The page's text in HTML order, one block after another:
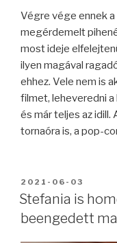
Végre vége ennek a
megérdemelt
most ideje
ilyen magával
ehhez. Vele nem is
filmet, leheveredni
és már teljes az idill.
tornaóra is, a pop-
BEKÜLDVE:
2021-06-03
Stefania is
beengedett